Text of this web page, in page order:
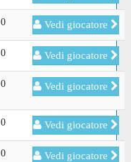
0 Vedi giocatore
0 Vedi giocatore
0 Vedi giocatore
0 Vedi giocatore
0 Vedi giocatore